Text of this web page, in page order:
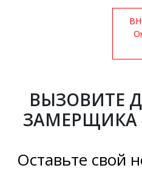
ВЫЗОВИТЕ
ЗАМЕРЩИКА
Оставьте свой